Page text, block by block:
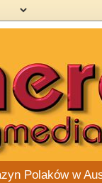
Polaków w